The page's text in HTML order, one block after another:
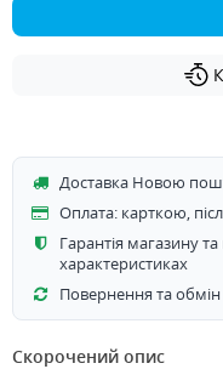
Доставка Новою
Оплата: карткою,
Гарантія магазину
характеристиках
Повернення та
Скорочений опис